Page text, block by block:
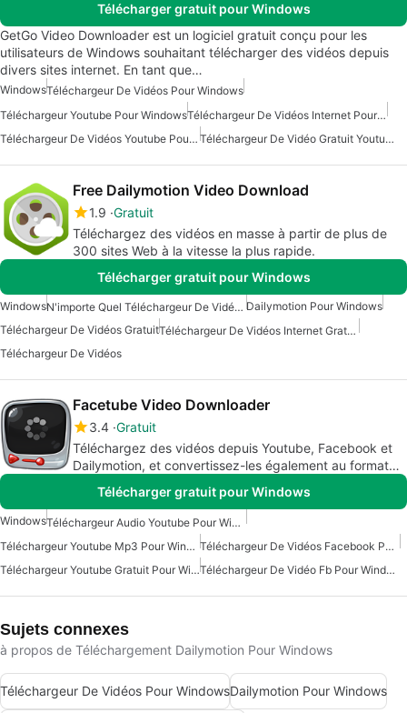
Télécharger gratuit pour Windows
GetGo Video Downloader est un logiciel gratuit conçu pour les
utilisateurs de Windows souhaitant télécharger des vidéos depuis
divers sites internet. En tant que…
WindowsTéléchargeur De Vidéos Pour Windows
Téléchargeur Youtube Pour Windows
Téléchargeur De Vidéos Internet Pour Windows
Téléchargeur De Vidéos Youtube Pour Windows
Téléchargeur De Vidéo Gratuit Youtube Pour Windows
Free Dailymotion Video Download
1.9 Gratuit
Téléchargez des vidéos en masse à partir de plus de
300 sites Web à la vitesse la plus rapide.
Télécharger gratuit pour Windows
Windows N'importe Quel Téléchargeur De Vidéo Pour Windows Dailymotion Pour Windows
Téléchargeur De Vidéos Gratuit
Téléchargeur De Vidéos Internet Gratuit Pour Windows
Téléchargeur De Vidéos
Facetube Video Downloader
3.4 Gratuit
Téléchargez des vidéos depuis Youtube, Facebook et
Dailymotion, et convertissez-les également au format
Télécharger gratuit pour Windows
Windows
Téléchargeur Audio Youtube Pour Windows
Téléchargeur Youtube Mp3 Pour Windows
Téléchargeur De Vidéos Facebook Pour Windows 7
Téléchargeur Youtube Gratuit Pour Windows
Téléchargeur De Vidéo Fb Pour Windows
Sujets connexes
à propos de Téléchargement Dailymotion Pour Windows
Téléchargeur De Vidéos Pour WindowsDailymotion Pour Windows